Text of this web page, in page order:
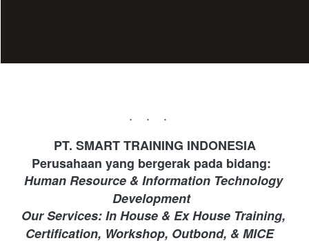
...
PT. SMART TRAINING INDONESIA
Perusahaan yang bergerak pada bidang:
Human Resource & Information Technology
Development
Our Services: In House & Ex House Training,
Certification, Workshop, Outbond, & MICE